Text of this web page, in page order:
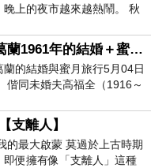
上的夜市越來越熱鬧。 秋
暑熱。。。
AI「曼波女郎」葛蘭1961年的結婚＋蜜月旅行 #戀上老電影 #葛蘭 #粟子
的結婚與蜜月旅行5月04日
偕同未婚夫高福全（1916～
月15日於英國倫敦St.S
支離人】
的最大啟蒙 莫過於上古時期
即便擁有像「支離人」這種